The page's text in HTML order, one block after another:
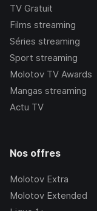
TV Gratuit
Films streaming
Séries streaming
Sport streaming
Molotov TV Awards
Mangas streaming
Actu TV
Nos offres
Molotov Extra
Molotov Extended